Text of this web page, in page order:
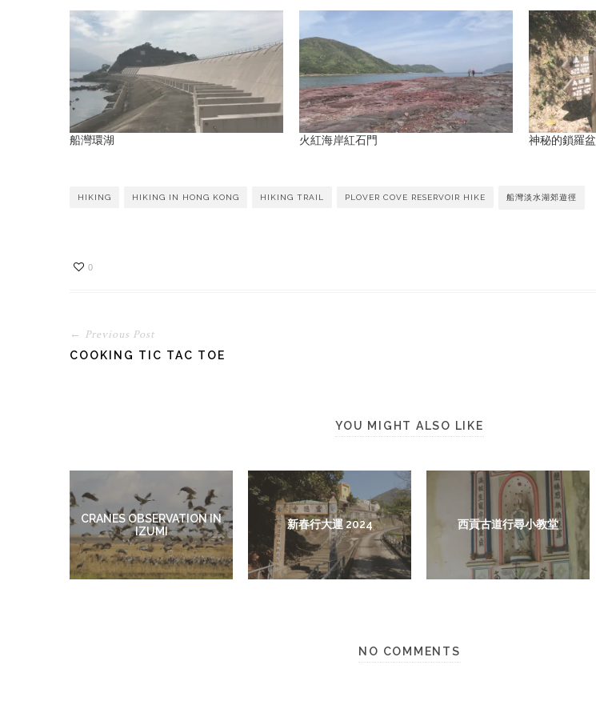
船灣環湖 火紅海岸紅石門 神秘的鎖羅盆
HIKING HIKING IN HONG KONG HIKING TRAIL PLOVER COVE RESERVOIR HIKE 船灣淡水湖郊遊徑
0
← Previous Post
COOKING TIC TAC TOE
YOU MIGHT ALSO LIKE
CRANES OBSERVATION IN
IZUMI
新春行大運 2024 西貢古道行尋小教堂
NO COMMENTS